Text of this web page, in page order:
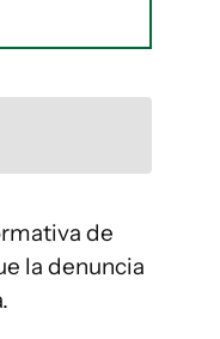
de
la denuncia